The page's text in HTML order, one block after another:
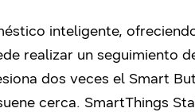
inteligente,
realizar un seguimiento
dos veces el Smart
cerca. SmartThings